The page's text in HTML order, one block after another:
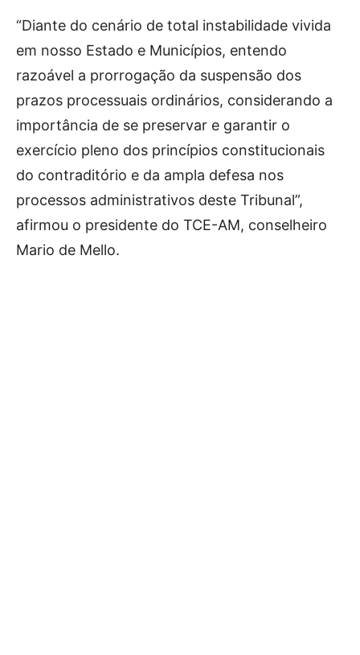
“Diante do cenário de total instabilidade vivida
em nosso Estado e Municípios, entendo
razoável a prorrogação da suspensão dos
prazos processuais ordinários, considerando a
importância de se preservar e garantir o
exercício pleno dos princípios constitucionais
do contraditório e da ampla defesa nos
processos administrativos deste Tribunal”,
afirmou o presidente do TCE-AM, conselheiro
Mario de Mello.